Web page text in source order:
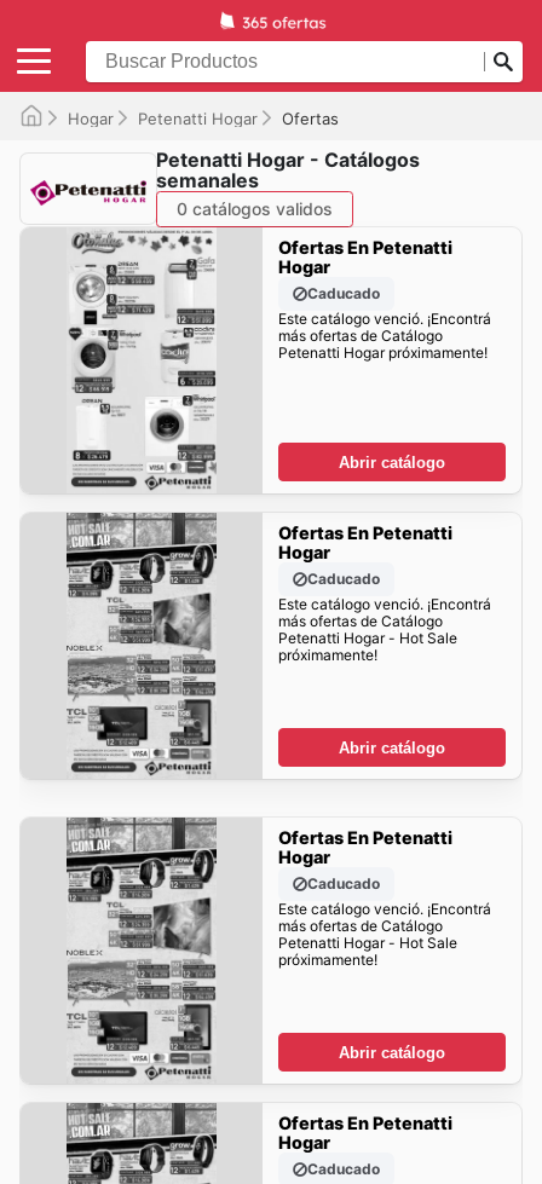
Hogar Petenatti Hogar Ofertas
Petenatti Hogar - Catálogos
semanales
0 catálogos validos
Ofertas En Petenatti
Hogar
Caducado
Este catálogo venció. ¡Encontrá
más ofertas de Catálogo
Petenatti Hogar próximamente!
Abrir catálogo
Ofertas En Petenatti
Hogar
Caducado
Este catálogo venció. ¡Encontrá
más ofertas de Catálogo
Petenatti Hogar - Hot Sale
próximamente!
Abrir catálogo
Ofertas En Petenatti
Hogar
Caducado
Este catálogo venció. ¡Encontrá
más ofertas de Catálogo
Petenatti Hogar - Hot Sale
próximamente!
Abrir catálogo
Ofertas En Petenatti
Hogar
Caducado